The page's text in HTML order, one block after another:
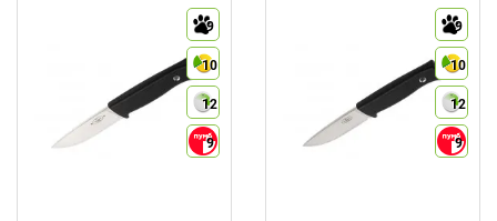
9
10
12
9
9
10
12
9